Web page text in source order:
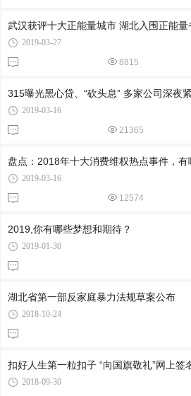
武汉获评十大正能量城市 湖北入围正能量
2019-03-27
8815
315曝光黑心贷、“砍头息” 多家公司深夜
2019-03-16
21365
盘点：2018年十大消费维权热点事件，有
2019-03-16
12574
2019,你有哪些梦想和期待？
2019-01-30
湖北省第一部反家庭暴力法规草案公布
2018-10-24
扣好人生第一粒扣子 “向国旗敬礼”网上签
2018-09-30